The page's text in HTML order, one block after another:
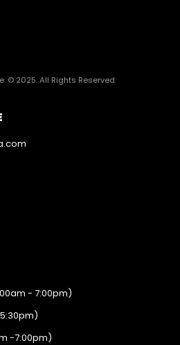
© 2025. All Rights Reserved
- 7:00pm)
-7:00pm)